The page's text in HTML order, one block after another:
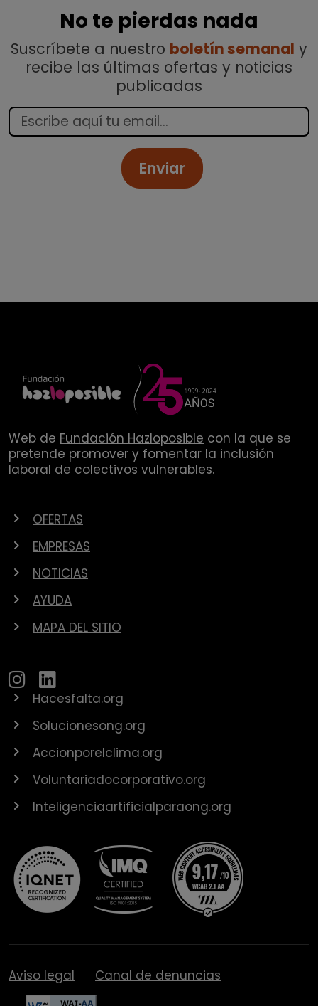
No te pierdas nada
Suscríbete a nuestro boletín semanal y
recibe las últimas ofertas y noticias
publicadas
Enviar
Web de Fundación Hazloposible con la que se
pretende promover y fomentar la inclusión
laboral de colectivos vulnerables.
OFERTAS
EMPRESAS
NOTICIAS
AYUDA
MAPA DEL SITIO
Hacesfalta.org
Solucionesong.org
Accionporelclima.org
Voluntariadocorporativo.org
Inteligenciaartificialparaong.org
Aviso legal Canal de denuncias